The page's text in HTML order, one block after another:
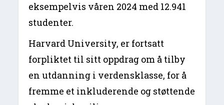
eksempelvis våren 2024 med 12.941
studenter.
Harvard University, er fortsatt
forpliktet til sitt oppdrag om å tilby
en utdanning i verdensklasse, for å
fremme et inkluderende og støttende